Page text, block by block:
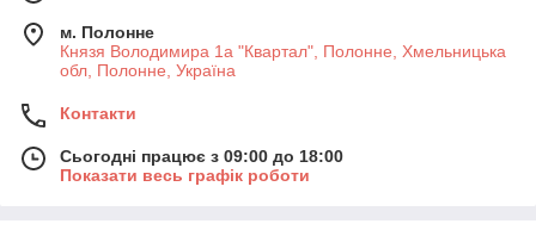
м. Полонне
Князя Володимира 1а "Квартал", Полонне, Хмельницька
обл, Полонне, Україна
Контакти
Сьогодні працює з 09:00 до 18:00
Показати весь графік роботи